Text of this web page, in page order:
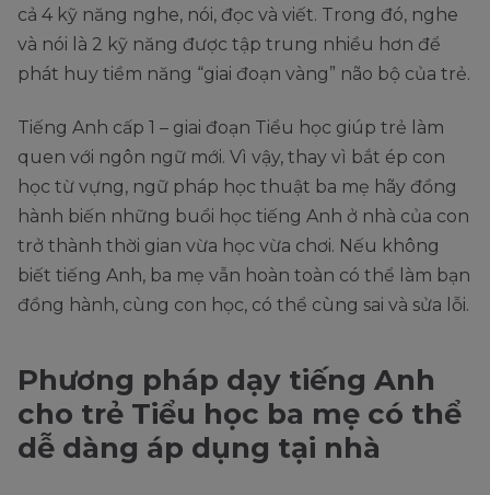
cả 4 kỹ năng nghe, nói, đọc và viết. Trong đó, nghe
và nói là 2 kỹ năng được tập trung nhiều hơn để
phát huy tiềm năng “giai đoạn vàng” não bộ của trẻ.
Tiếng Anh cấp 1 – giai đoạn Tiểu học giúp trẻ làm
quen với ngôn ngữ mới. Vì vậy, thay vì bắt ép con
học từ vựng, ngữ pháp học thuật ba mẹ hãy đồng
hành biến những buổi học tiếng Anh ở nhà của con
trở thành thời gian vừa học vừa chơi. Nếu không
biết tiếng Anh, ba mẹ vẫn hoàn toàn có thể làm bạn
đồng hành, cùng con học, có thể cùng sai và sửa lỗi.
Phương pháp dạy tiếng Anh
cho trẻ Tiểu học ba mẹ có thể
dễ dàng áp dụng tại nhà